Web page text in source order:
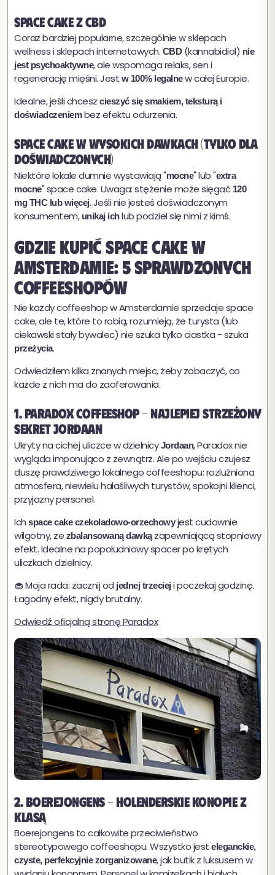
Space cake z CBD
Coraz bardziej popularne, szczególnie w sklepach
wellness i sklepach internetowych. CBD(kannabidiol) nie
jest psychoaktywne, ale wspomaga relaks, sen i
regenerację mięśni. Jest w 100% legalnew całej Europie.
Idealne, jeśli chcesz cieszyć się smakiem, teksturą i
doświadczeniembez efektu odurzenia.
Space cake w wysokich dawkach (tylko dla
doświadczonych)
Niektóre lokale dumnie wystawiają "mocne" lub "extra
mocne" space cake. Uwaga: stężenie może sięgać 120
mg THC lub więcej. Jeśli nie jesteś doświadczonym
konsumentem, unikaj ichlub podziel się nimi z kimś.
Gdzie kupić space cake w
Amsterdamie: 5 sprawdzonych
coffeeshopów
Nie każdy coffeeshop w Amsterdamie sprzedaje space
cake, ale te, które to robią, rozumieją, że turysta (lub
ciekawski stały bywalec) nie szuka tylko ciastka - szuka
przeżycia.
Odwiedziłem kilka znanych miejsc, żeby zobaczyć, co
każde z nich ma do zaoferowania.
1. Paradox Coffeeshop - najlepiej strzeżony
sekret Jordaan
Ukryty na cichej uliczce w dzielnicyJordaan, Paradox nie
wygląda imponująco z zewnątrz. Ale po wejściu czujesz
duszę prawdziwego lokalnego coffeeshopu: rozluźniona
atmosfera, niewielu hałaśliwych turystów, spokojni klienci,
przyjazny personel.
Ich space cake czekoladowo-orzechowyjest cudownie
wilgotny, ze zbalansowaną dawkązapewniającą stopniowy
efekt. Idealne na popołudniowy spacer po krętych
uliczkach dzielnicy.
🧁 Moja rada: zacznij od jednej trzeciej i poczekaj godzinę.
Łagodny efekt, nigdy brutalny.
Odwiedź oficjalną stronę Paradox
2. Boerejongens - holenderskie konopie z
klasą
Boerejongens to całkowite przeciwieństwo
stereotypowego coffeeshopu. Wszystko jest eleganckie,
czyste, perfekcyjnie zorganizowane, jak butik z luksusem w